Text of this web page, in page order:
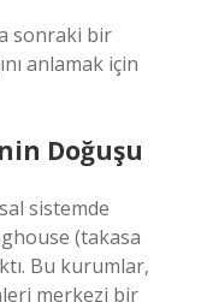
sonraki bir
anlamak için
Doğuşu
sistemde
(takasa
Bu kurumlar,
merkezi bir